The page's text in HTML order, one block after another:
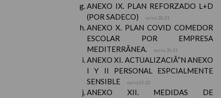
ANEXO IX. PLAN REFORZADO L+D
(POR SADECO)
curso 20-21
ANEXO X. PLAN COVID COMEDOR
ESCOLAR POR EMPRESA
MEDITERRÃNEA.
curso 20-21
ANEXO XI. ACTUALIZACIÃ“N ANEXO
I Y II PERSONAL ESPCIALMENTE
SENSIBLE
curso21-22
ANEXO XII. MEDIDAS DE